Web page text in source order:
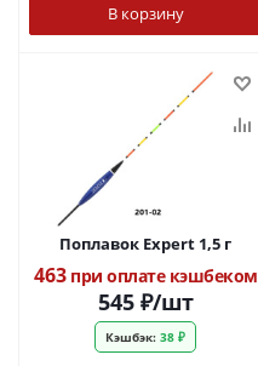
В корзину
Поплавок Expert 1,5 г
463при оплате кэшбеком
545₽/шт
Кэшбэк: 38 ₽